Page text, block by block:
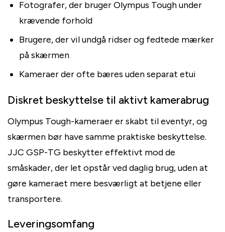
Fotografer, der bruger Olympus Tough under
krævende forhold
Brugere, der vil undgå ridser og fedtede mærker
på skærmen
Kameraer der ofte bæres uden separat etui
Diskret beskyttelse til aktivt kamerabrug
Olympus Tough-kameraer er skabt til eventyr, og
skærmen bør have samme praktiske beskyttelse.
JJC GSP-TG beskytter effektivt mod de
småskader, der let opstår ved daglig brug, uden at
gøre kameraet mere besværligt at betjene eller
transportere.
Leveringsomfang